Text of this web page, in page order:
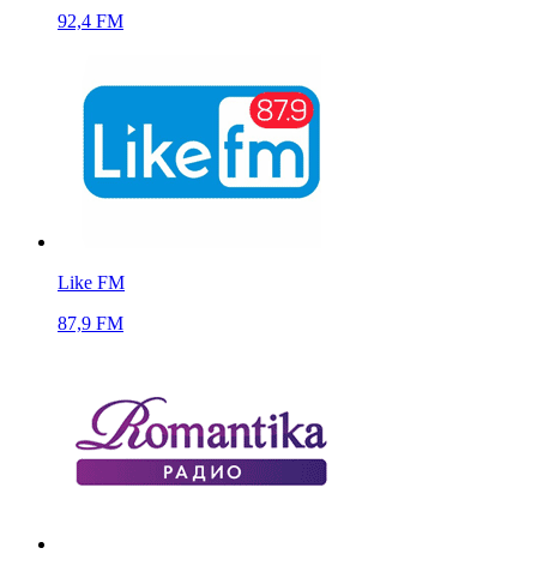
92,4 FM
Like FM
87,9 FM